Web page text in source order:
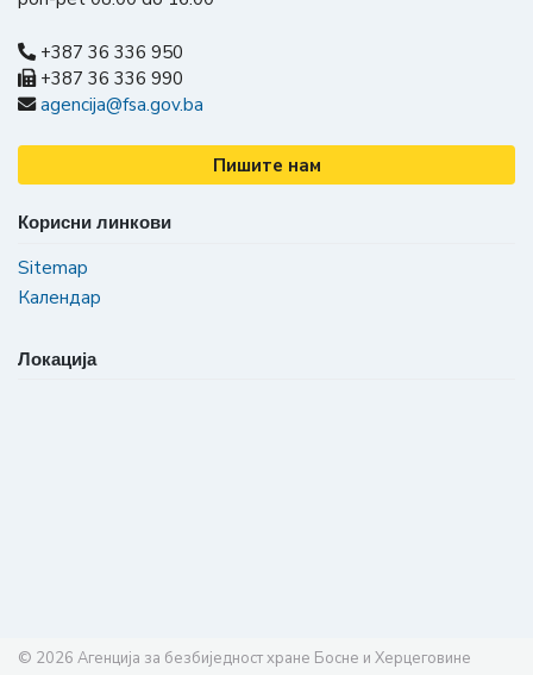
+387 36 336 950
+387 36 336 990
agencija@fsa.gov.ba
Пишите нам
Корисни линкови
Sitemap
Календар
Локација
© 2026 Агенција за безбиједност хране Босне и Херцеговине